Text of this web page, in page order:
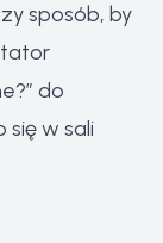
sposób, by
do
się w sali